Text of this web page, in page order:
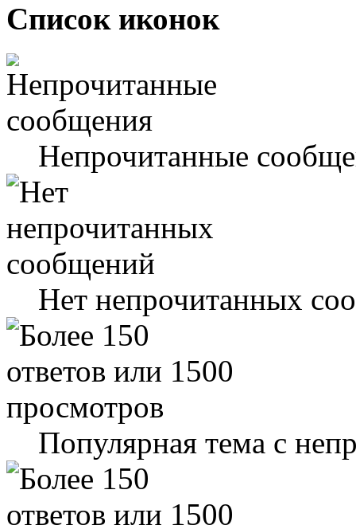
Список иконок
Непрочитанные
Нет непрочитанных
Популярная тема с